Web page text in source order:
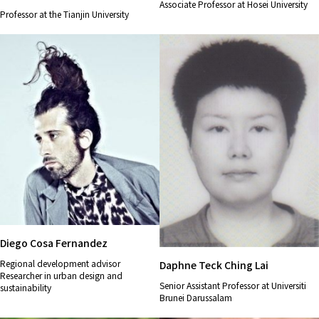
Professor at the Tianjin University
Associate Professor at Hosei University
Diego Cosa Fernandez
Regional development advisor
Researcher in urban design and
sustainability
Daphne Teck Ching Lai
Senior Assistant Professor at Universiti
Brunei Darussalam